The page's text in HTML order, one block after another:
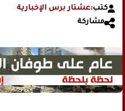
كتب:عشتار برس الإخبارية
مشاركة